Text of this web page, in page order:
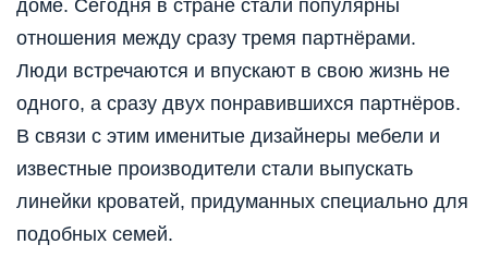
доме. Сегодня в стране стали популярны
отношения между сразу тремя партнёрами.
Люди встречаются и впускают в свою жизнь не
одного, а сразу двух понравившихся партнёров.
В связи с этим именитые дизайнеры мебели и
известные производители стали выпускать
линейки кроватей, придуманных специально для
подобных семей.